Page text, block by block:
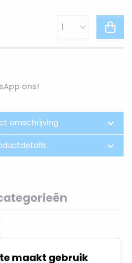
ons!
omschrijving
maakt gebruik